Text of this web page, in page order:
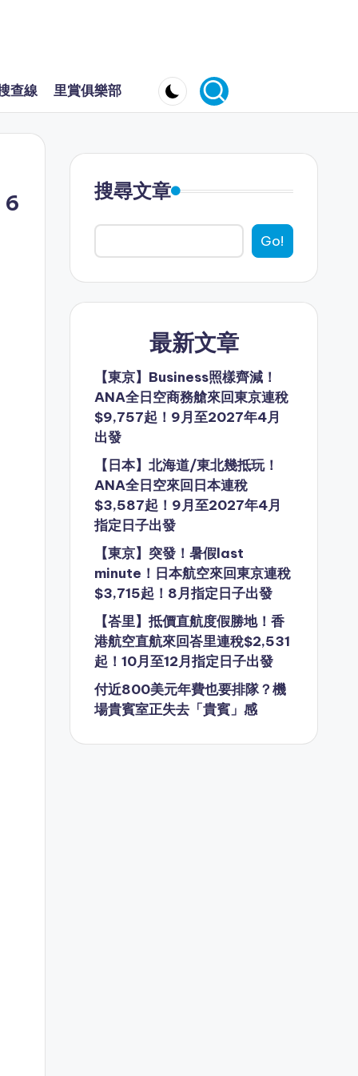
查線 里賞俱樂部
6 搜尋文章
Go!
最新文章
【東京】Business照樣齊減！
ANA全日空商務艙來回東京連稅
$9,757起！9月至2027年4月
出發
【日本】北海道/東北幾抵玩！
ANA全日空來回日本連稅
$3,587起！9月至2027年4月
指定日子出發
【東京】突發！暑假last
minute！日本航空來回東京連稅
$3,715起！8月指定日子出發
【峇里】抵價直航度假勝地！香
港航空直航來回峇里連稅$2,531
起！10月至12月指定日子出發
付近800美元年費也要排隊？機
場貴賓室正失去「貴賓」感